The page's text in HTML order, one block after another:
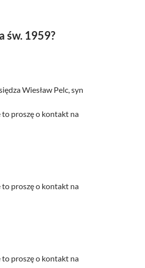
św. 1959?
Wiesław Pelc, syn
to proszę o kontakt na
to proszę o kontakt na
to proszę o kontakt na